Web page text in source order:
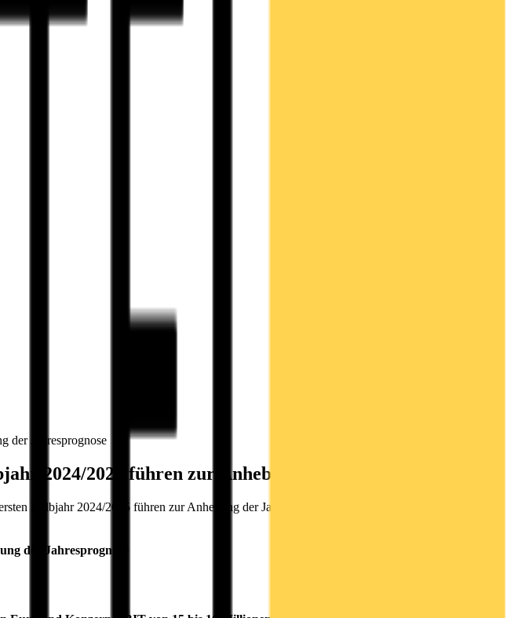
der Jahresprognose
2024/2025 führen zur Anhebung der Jahresprognose
Halbjahr 2024/2025 führen zur Anhebung der Jahresprognose 07.11.2024 / 07:30 CET/CEST
der Jahresprognose